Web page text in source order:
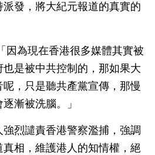
發，將大紀元報道的真實的
因為現在香港很多媒體其實被
是被中共控制的，那如果大
，只是聽共產黨宣傳，那慢
漸被洗腦。」
烈譴責香港警察濫捕，強調
相，維護港人的知情權，絕